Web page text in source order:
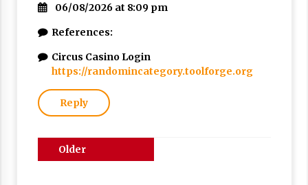
06/08/2026 at 8:09 pm
References:
Circus Casino Login
https://randomincategory.toolforge.org
Reply
Comments
Older